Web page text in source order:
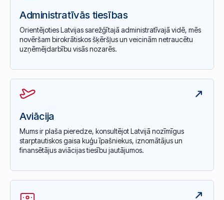
Administratīvās tiesības
Orientējoties Latvijas sarežģītajā administratīvajā vidē, mēs
novēršam birokrātiskos šķēršļus un veicinām netraucētu
uzņēmējdarbību visās nozarēs.
Aviācija
Mums ir plaša pieredze, konsultējot Latvijā nozīmīgus
starptautiskos gaisa kuģu īpašniekus, iznomātājus un
finansētājus aviācijas tiesību jautājumos.